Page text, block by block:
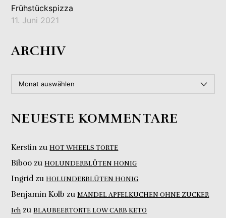
Frühstückspizza
11. Juni 2021
ARCHIV
NEUESTE KOMMENTARE
Kerstin zuHOT WHEELS TORTE
Biboo zuHOLUNDERBLÜTEN HONIG
IngridzuHOLUNDERBLÜTEN HONIG
Benjamin Kolb zuMANDEL APFELKUCHEN OHNE ZUCKER
Ich zuBLAUBEERTORTE LOW CARB KETO